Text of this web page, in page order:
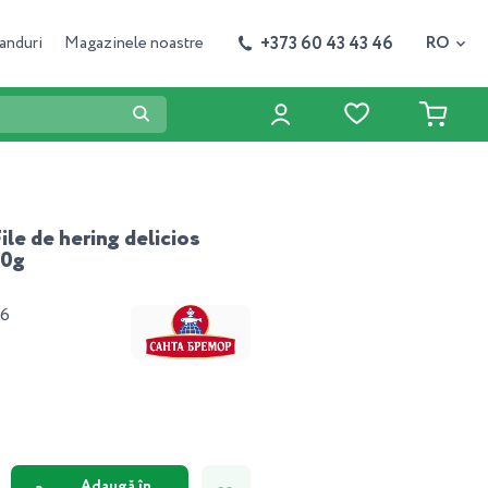
Magazinele noastre +373 60 43 43 46 RO
de hering delicios